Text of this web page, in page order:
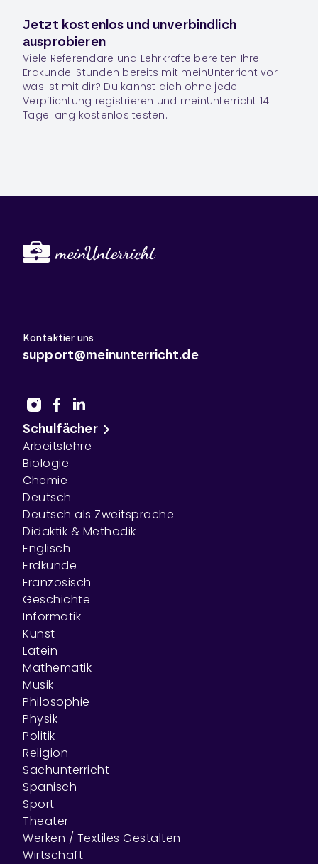
Jetzt kostenlos und unverbindlich
ausprobieren
Viele Referendare und Lehrkräfte bereiten Ihre
Erdkunde-Stunden bereits mit meinUnterricht vor –
was ist mit dir? Du kannst dich ohne jede
Verpflichtung registrieren und meinUnterricht 14
Tage lang kostenlos testen.
Kontaktier uns
support@meinunterricht.de
Schulfächer
Arbeitslehre
Biologie
Chemie
Deutsch
Deutsch als Zweitsprache
Didaktik & Methodik
Englisch
Erdkunde
Französisch
Geschichte
Informatik
Kunst
Latein
Mathematik
Musik
Philosophie
Physik
Politik
Religion
Sachunterricht
Spanisch
Sport
Theater
Werken / Textiles Gestalten
Wirtschaft